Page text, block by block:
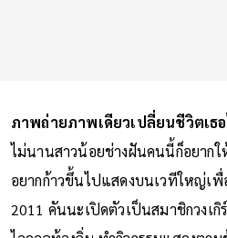
ภาพถ่ายภาพเดียวเปลี่ยนชีวิตเธ
ไม่นานสาวน้อยช่างฝันคนนี้ก็อยากใ
อยากก้าวขึ้นไปแสดงบนเวทีใหญ่เ
2011 คันนะเปิดตัวเป็นสมาชิกวงเกิ